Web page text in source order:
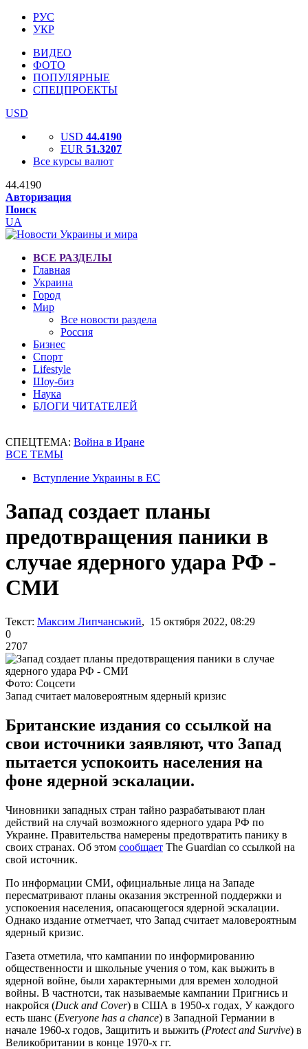
РУС
УКР
ВИДЕО
ФОТО
ПОПУЛЯРНЫЕ
СПЕЦПРОЕКТЫ
USD
USD 44.4190
EUR 51.3207
Все курсы валют
44.4190
Авторизация
Поиск
UA
ВСЕ РАЗДЕЛЫ
Главная
Украина
Город
Мир
Все новости раздела
Россия
Бизнес
Спорт
Lifestyle
Шоу-биз
Наука
БЛОГИ ЧИТАТЕЛЕЙ
СПЕЦТЕМА: Война в Иране
ВСЕ ТЕМЫ
Вступление Украины в ЕС
Запад создает планы
предотвращения паники в
случае ядерного удара РФ -
СМИ
Текст: Максим Липчанський, 15 октября 2022, 08:29
0
2707
Фото: Соцсети
Запад считает маловероятным ядерный кризис
Британские издания со ссылкой на
свои источники заявляют, что Запад
пытается успокоить населения на
фоне ядерной эскалации.
Чиновники западных стран тайно разрабатывают план
действий на случай возможного ядерного удара РФ по
Украине. Правительства намерены предотвратить панику в
своих странах. Об этом сообщает The Guardian со ссылкой на
свой источник.
По информации СМИ, официальные лица на Западе
пересматривают планы оказания экстренной поддержки и
успокоения населения, опасающегося ядерной эскалации.
Однако издание отметчает, что Запад считает маловероятным
ядерный кризис.
Газета отметила, что кампании по информированию
общественности и школьные учения о том, как выжить в
ядерной войне, были характерными для времен холодной
войны. В частнотси, так называемые кампании Пригнись и
накройся (Duck and Cover) в США в 1950-х годах, У каждого
есть шанс (Everyone has a chance) в Западной Германии в
начале 1960-х годов, Защитить и выжить (Protect and Survive) в
Великобритании в конце 1970-х гг.